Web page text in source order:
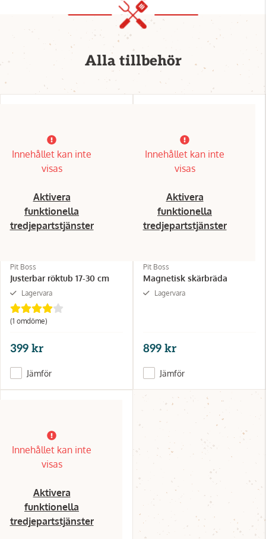
Alla tillbehör
Innehållet kan inte
visas
Aktivera
funktionella
tredjepartstjänster
Pit Boss
Justerbar röktub 17-30 cm
Lagervara
(1 omdöme)
399 kr
Jämför
Innehållet kan inte
visas
Aktivera
funktionella
tredjepartstjänster
Pit Boss
Magnetisk skärbräda
Lagervara
899 kr
Jämför
Innehållet kan inte
visas
Aktivera
funktionella
tredjepartstjänster